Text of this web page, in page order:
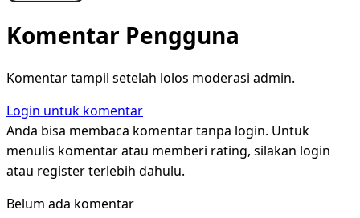
Komentar Pengguna
Komentar tampil setelah lolos moderasi admin.
Login untuk komentar
Anda bisa membaca komentar tanpa login. Untuk
menulis komentar atau memberi rating, silakan login
atau register terlebih dahulu.
Belum ada komentar